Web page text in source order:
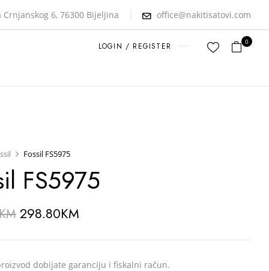
Crnjanskog 6, 76300 Bijeljina office@nakitisatovi.com
LOGIN / REGISTER 0
Fossil FS5975
FS5975
298.80KM
dobijate garanciju i fiskalni račun.